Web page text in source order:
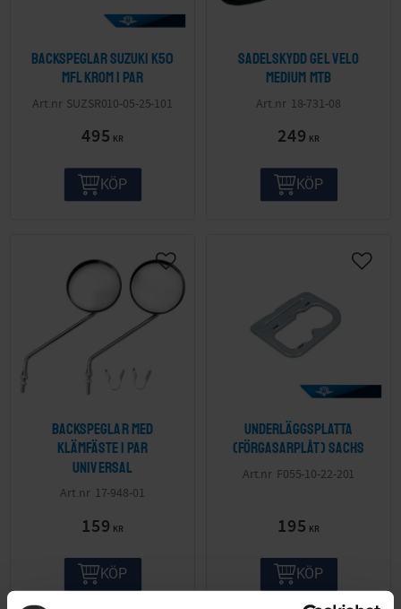
Backspeglar Suzuki K50
mfl krom 1 par
SUZSR010-05-25-101
495 KR
KÖP
Sadelskydd Gel Velo
medium MTB
18-731-08
249 KR
KÖP
Backspeglar med
klämfäste 1 par
Universal
17-948-01
159 KR
KÖP
Underläggsplatta
(Förgasarplåt) Sachs
F055-10-22-201
195 KR
KÖP